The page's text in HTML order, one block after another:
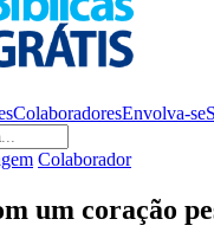
ColaboradoresEnvolva-se
Colaborador
um coração